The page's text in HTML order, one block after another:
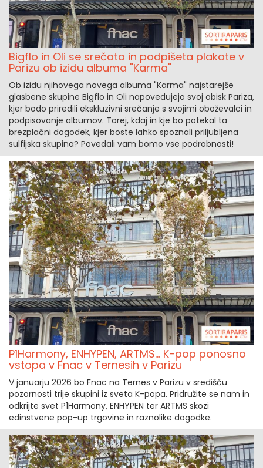
Bigflo in Oli se srečata in podpišeta plakate v
Parizu ob izidu albuma "Karma"
Ob izidu njihovega novega albuma "Karma" najstarejše
glasbene skupine Bigflo in Oli napovedujejo svoj obisk Pariza,
kjer bodo priredili ekskluzivni srečanje s svojimi oboževalci in
podpisovanje albumov. Torej, kdaj in kje bo potekal ta
brezplačni dogodek, kjer boste lahko spoznali priljubljena
sulfijska skupina? Povedali vam bomo vse podrobnosti!
P1Harmony, ENHYPEN, ARTMS... K-pop ponosno
vstopa v Fnac v Ternesih v Parizu
V januarju 2026 bo Fnac na Ternes v Parizu v središču
pozornosti trije skupini iz sveta K-popa. Pridružite se nam in
odkrijte svet P1Harmony, ENHYPEN ter ARTMS skozi
edinstvene pop-up trgovine in raznolike dogodke.